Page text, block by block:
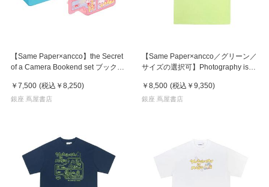
【Same Paper×ancco】the Secret
of a Camera Bookend set ブックエ
￥7,500 (税込 ￥8,250)
銀座 蔦屋書店
【Same Paper×ancco／グリーン／
サイズの選択可】Photography is
￥8,500 (税込 ￥9,350)
銀座 蔦屋書店